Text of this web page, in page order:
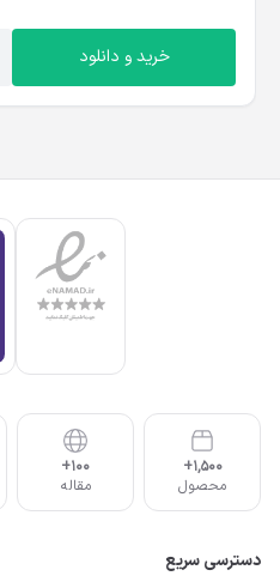
خرید و دانلود
1,500+
محصول
100+
مقاله
دسترسی سریع